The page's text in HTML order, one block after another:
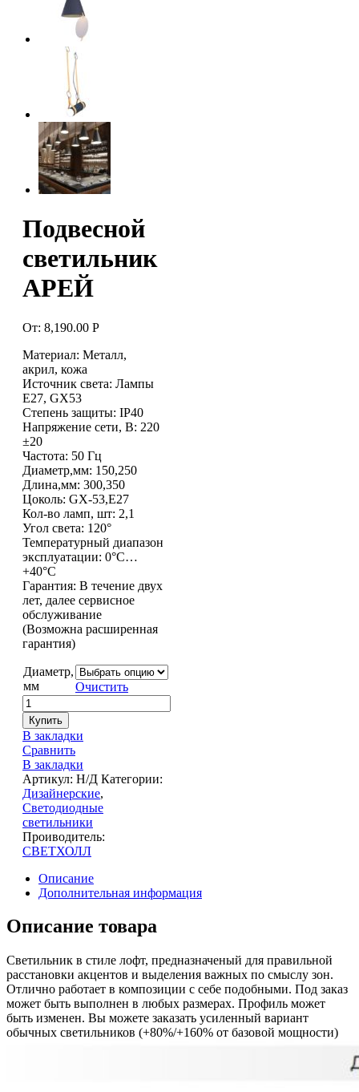
Подвесной
светильник
АРЕЙ
От: 8,190.00 Р
Материал: Металл,
акрил, кожа
Источник света: Лампы
Е27, GX53
Степень защиты: IP40
Напряжение сети, В: 220
±20
Частота: 50 Гц
Диаметр,мм: 150,250
Длина,мм: 300,350
Цоколь: GX-53,E27
Кол-во ламп, шт: 2,1
Угол света: 120°
Температурный диапазон
эксплуатации: 0°С…
+40°С
Гарантия: В течение двух
лет, далее сервисное
обслуживание
(Возможна расширенная
гарантия)
Диаметр,
мм
Очистить
Купить
В закладки
Сравнить
В закладки
Артикул: Н/Д Категории:
Дизайнерские,
Светодиодные
светильники
Проиводитель:
СВЕТХОЛЛ
Описание
Дополнительная информация
Описание товара
Светильник в стиле лофт, предназначеный для правильной
расстановки акцентов и выделения важных по смыслу зон.
Отлично работает в композиции с себе подобными. Под заказ
может быть выполнен в любых размерах. Профиль может
быть изменен. Вы можете заказать усиленный вариант
обычных светильников (+80%/+160% от базовой мощности)